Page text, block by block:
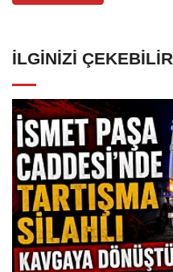
İLGINIZI ÇEKEBILIR